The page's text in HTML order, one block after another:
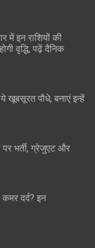
में इन राशियों की
वृद्धि, पढ़ें दैनिक
खूबसूरत पौधे, बनाएं इन्‍हें
भर्ती, ग्रेजुएट और
दर्द? इन